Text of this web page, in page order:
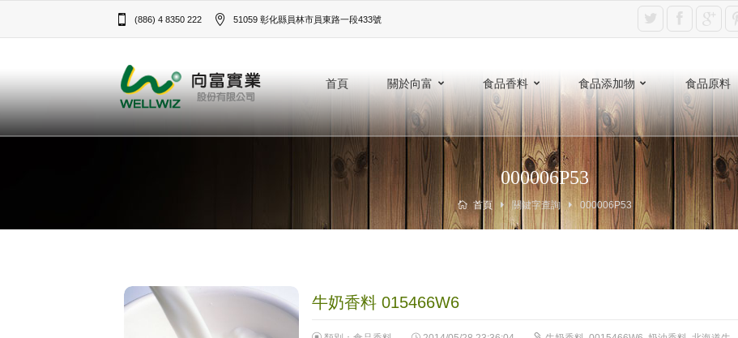
(886) 4 8350 222 51059 彰化縣員林市員東路一段433號‎
首頁 關於向富 食品香料 食品添加物 食品原料
000006P53
首頁 關鍵字查詢 000006P53
牛奶香料 015466W6